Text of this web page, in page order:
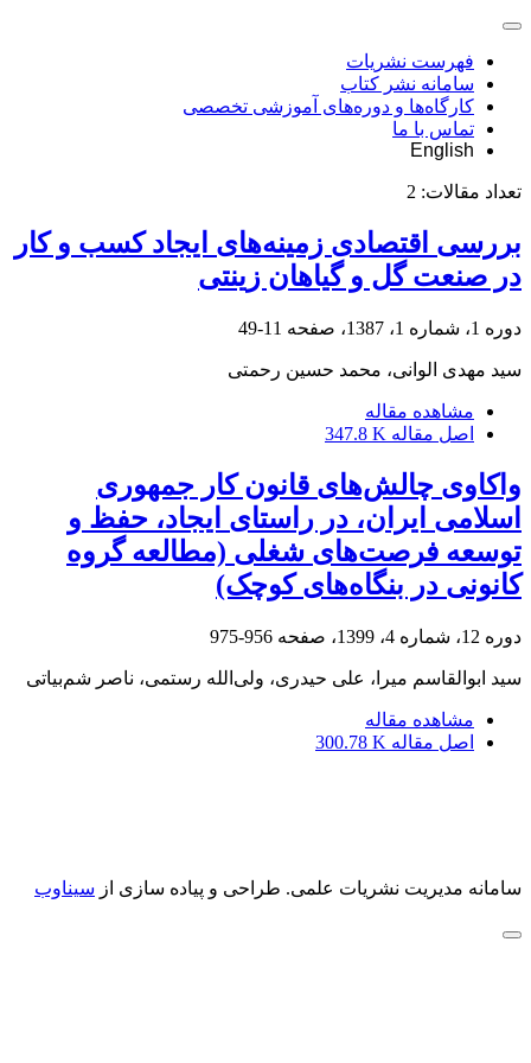
فهرست نشریات
سامانه نشر کتاب
کارگاه‌ها و دوره‌های آموزشی تخصصی
تماس با ما
English
تعداد مقالات: 2
بررسی اقتصادی زمینه‌های ایجاد کسب و کار
در صنعت گل و گیاهان زینتی
دوره 1، شماره 1، 1387، صفحه 11-49
سید مهدی الوانی، محمد حسین رحمتی
مشاهده مقاله
اصل مقاله 347.8 K
واکاوی چالش‌های قانون کار جمهوری
اسلامی ایران، در راستای ایجاد، حفظ و
توسعه فرصت‌های شغلی (مطالعه گروه
کانونی در بنگاه‌های کوچک)
دوره 12، شماره 4، 1399، صفحه 956-975
سید ابوالقاسم میرا، علی حیدری، ولی‌الله رستمی، ناصر شم‌بیاتی
مشاهده مقاله
اصل مقاله 300.78 K
سامانه مدیریت نشریات علمی. طراحی و پیاده سازی از سیناوب